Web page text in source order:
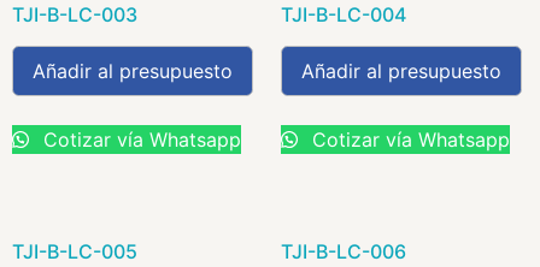
TJI-B-LC-003
Añadir al presupuesto
Cotizar vía Whatsapp
TJI-B-LC-004
Añadir al presupuesto
Cotizar vía Whatsapp
TJI-B-LC-005 TJI-B-LC-006